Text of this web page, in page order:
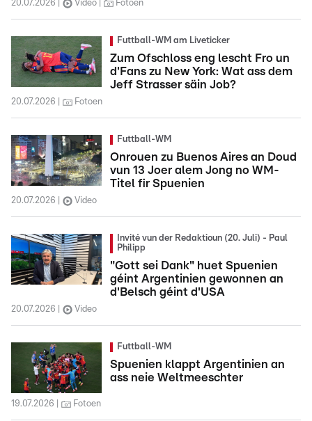
20.07.2026 Video Fotoen
Futtball-WM am Liveticker
Zum Ofschloss eng lescht Fro un
d'Fans zu New York: Wat ass dem
Jeff Strasser säin Job?
20.07.2026 Fotoen
Futtball-WM
Onrouen zu Buenos Aires an Doud
vun 13 Joer alem Jong no WM-
Titel fir Spuenien
20.07.2026 Video
Invité vun der Redaktioun (20. Juli) - Paul
Philipp
"Gott sei Dank" huet Spuenien
géint Argentinien gewonnen an
d'Belsch géint d'USA
20.07.2026 Video
Futtball-WM
Spuenien klappt Argentinien an
ass neie Weltmeeschter
19.07.2026 Fotoen